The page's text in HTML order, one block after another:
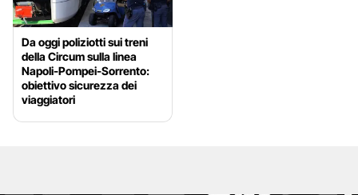
Da oggi poliziotti sui treni
della Circum sulla linea
Napoli-Pompei-Sorrento:
obiettivo sicurezza dei
viaggiatori